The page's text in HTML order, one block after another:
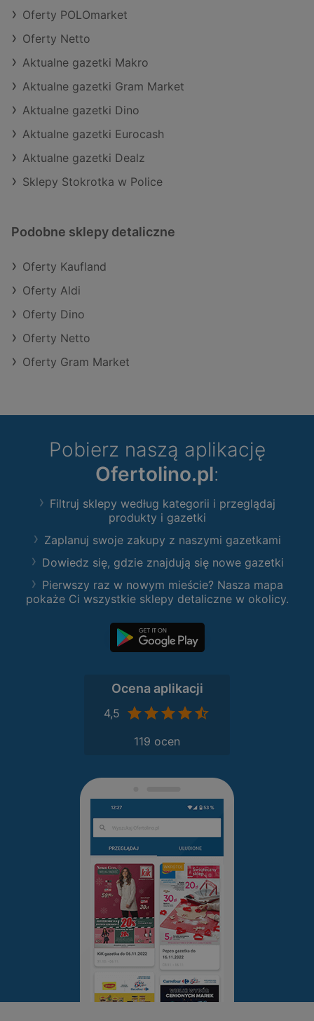
Oferty POLOmarket
Oferty Netto
Aktualne gazetki Makro
Aktualne gazetki Gram Market
Aktualne gazetki Dino
Aktualne gazetki Eurocash
Aktualne gazetki Dealz
Sklepy Stokrotka w Police
Podobne sklepy detaliczne
Oferty Kaufland
Oferty Aldi
Oferty Dino
Oferty Netto
Oferty Gram Market
Pobierz naszą aplikację
Ofertolino.pl:
Filtruj sklepy według kategorii i przeglądaj
produkty i gazetki
Zaplanuj swoje zakupy z naszymi gazetkami
Dowiedz się, gdzie znajdują się nowe gazetki
Pierwszy raz w nowym mieście? Nasza mapa
pokaże Ci wszystkie sklepy detaliczne w okolicy.
Ocena aplikacji
4,5
119 ocen